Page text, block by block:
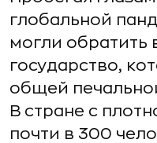
глобальной
могли обратить
государство,
общей
В стране с
почти в 300